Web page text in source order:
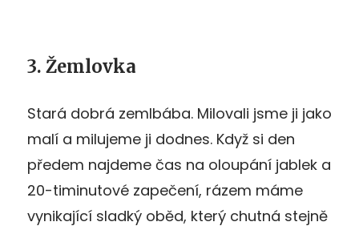
3. Žemlovka
Stará dobrá zemlbába. Milovali jsme ji jako
malí a milujeme ji dodnes. Když si den
předem najdeme čas na oloupání jablek a
20-timinutové zapečení, rázem máme
vynikající sladký oběd, který chutná stejně